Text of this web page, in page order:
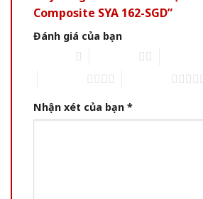
Composite SYA 162-SGD”
Đánh giá của bạn
Nhận xét của bạn *